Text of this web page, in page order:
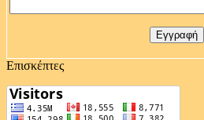
Επισκέπτες